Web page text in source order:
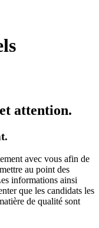
attention.
avec vous afin de
au point des
informations ainsi
que les candidats les
de qualité sont